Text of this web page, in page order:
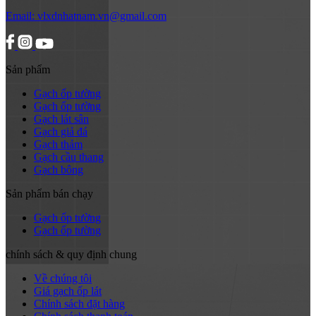
Email: vlxdnhatnam.vn@gmail.com
Sản phẩm
Gạch ốp tường
Gạch ốp tường
Gạch lát sân
Gạch giả đá
Gạch thảm
Gạch cầu thang
Gạch bông
Sản phẩm bán chạy
Gạch ốp tường
Gạch ốp tường
chính sách & quy định chung
Về chúng tôi
Giá gạch ốp lát
Chính sách đặt hàng